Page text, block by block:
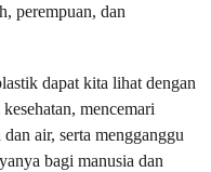
perempuan, dan
dapat kita lihat dengan
mencemari
air, serta mengganggu
bagi manusia dan